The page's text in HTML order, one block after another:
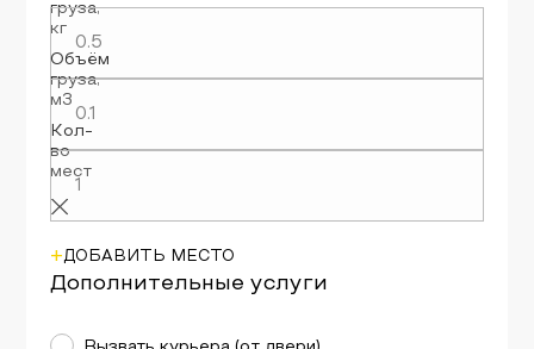
груза,
кг
Объём
груза,
м3
Кол-
во
мест
+ДОБАВИТЬ МЕСТО
Дополнительные услуги